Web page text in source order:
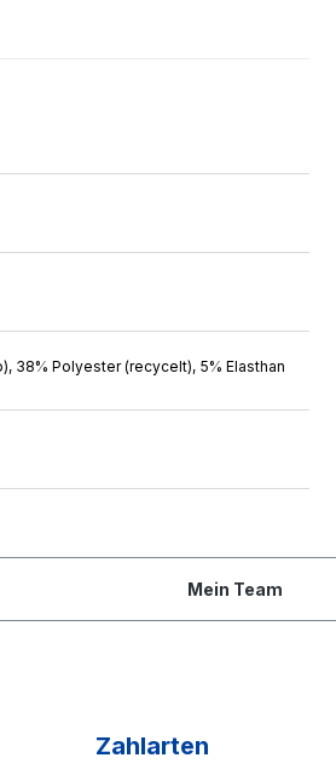
38% Polyester (recycelt), 5% Elasthan
Mein Team
Zahlarten